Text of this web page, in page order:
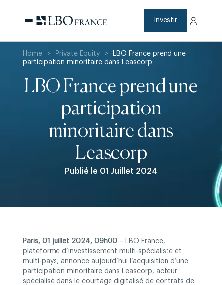
contenu
Investir
Home > Private Equity >
LBO France prend une
participation minoritaire dans Leascorp
LBO France prend une
participation
minoritaire dans
Leascorp
Publié le 01 Juillet 2024
Paris, 01 juillet 2024, 09h00 – LBO France,
plateforme d’investissement multi-spécialiste et
multi-pays, annonce aujourd’hui l’acquisition d’une
participation minoritaire dans Leascorp, acteur
spécialisé dans le courtage digitalisé de contrats de